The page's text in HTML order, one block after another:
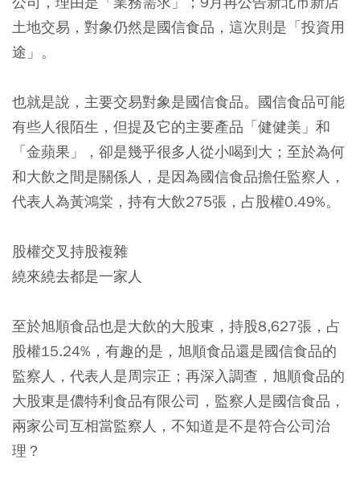
土地交易，對象仍然是國信食品，這次則是「投資用
途」。
也就是說，主要交易對象是國信食品。國信食品可能
有些人很陌生，但提及它的主要產品「健健美」和
「金蘋果」，卻是幾乎很多人從小喝到大；至於為何
和大飲之間是關係人，是因為國信食品擔任監察人，
代表人為黃鴻棠，持有大飲275張，占股權0.49%。
股權交叉持股複雜
繞來繞去都是一家人
至於旭順食品也是大飲的大股東，持股8,627張，占
股權15.24%，有趣的是，旭順食品還是國信食品的
監察人，代表人是周宗正；再深入調查，旭順食品的
大股東是儂特利食品有限公司，監察人是國信食品，
兩家公司互相當監察人，不知道是不是符合公司治
理？